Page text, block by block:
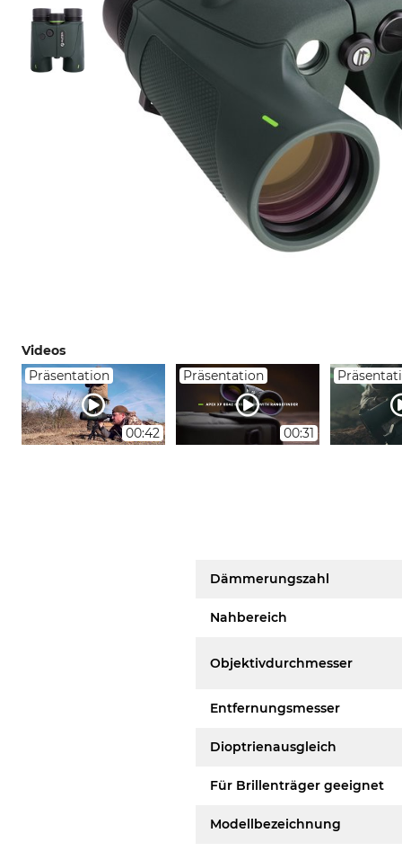
Videos
Präsentation
00:42
Präsentation
00:31
Dämmerungszahl
Nahbereich
Objektivdurchmesser
Entfernungsmesser
Dioptrienausgleich
Für Brillenträger geeignet
Modellbezeichnung